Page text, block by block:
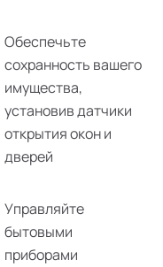
Обеспечьте
сохранность вашего
имущества,
установив датчики
открытия окон и
дверей
Управляйте
бытовыми
приборами